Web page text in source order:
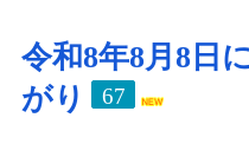
令和8年8月8日
がり
67